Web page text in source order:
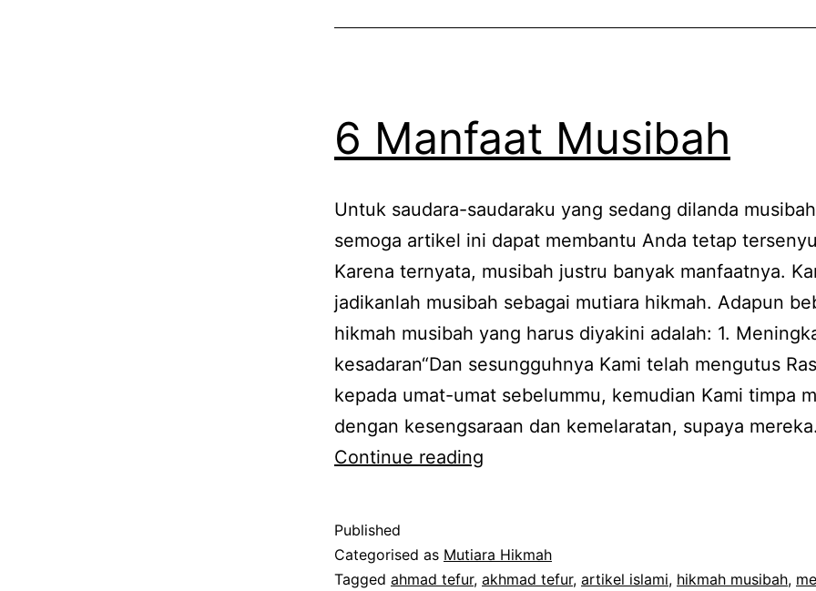
6 Manfaat Musibah
Untuk saudara-saudaraku yang sedang dilanda
semoga artikel ini dapat membantu Anda tetap
Karena ternyata, musibah justru banyak manfaatnya.
jadikanlah musibah sebagai mutiara hikmah. Adapun
hikmah musibah yang harus diyakini adalah: 1.
kesadaran“Dan sesungguhnya Kami telah mengutus
kepada umat-umat sebelummu, kemudian Kami timpa
dengan kesengsaraan dan kemelaratan, supaya
Continue reading
Published
Categorised as Mutiara Hikmah
Tagged ahmad tefur, akhmad tefur, artikel islami, hikmah musibah,